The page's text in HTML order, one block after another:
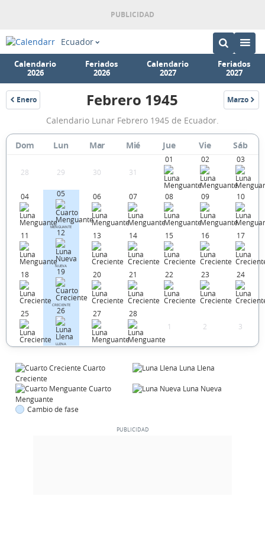
Ecuador
Calendario
2026
Feriados
2026
Calendario
2027
Feriados
2027
Enero
1945
Calendario
Lunar
Febrero
Ecuador.
Febrero 1945 Marzo
1945
Calendario Lunar Febrero 1945 de Ecuador.
Dom Lun Mar Mié Jue Vie Sáb
28 29 30 31
01 02 03
04 05
MENGUANTE
06 07 08 09 10
11 12
NUEVA
13 14 15 16 17
18 19
CRECIENTE
20 21 22 23 24
25 26
LLENA
27
28
1
2 3
Cuarto
Creciente
Luna Llena
Cuarto
Menguante
Luna Nueva
Cambio de fase